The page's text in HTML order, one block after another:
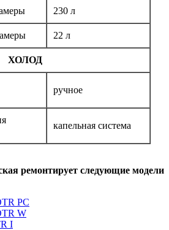
230 л
22 л
ХОЛОД
ручное
капельная система
ремонтирует следующие модели
PC
W
I